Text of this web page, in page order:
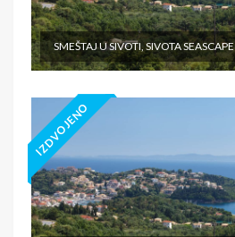
SMEŠTAJ U SIVOTI, SIVOTA SEASCAPE
IZDVOJENO